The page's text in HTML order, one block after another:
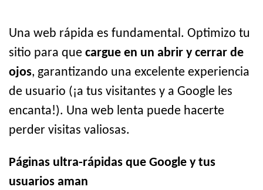
Una web rápida es fundamental. Optimizo tu
sitio para que cargue en un abrir y cerrar de
ojos, garantizando una excelente experiencia
de usuario (¡a tus visitantes y a Google les
encanta!). Una web lenta puede hacerte
perder visitas valiosas.
Páginas ultra-rápidas que Google y tus
usuarios aman